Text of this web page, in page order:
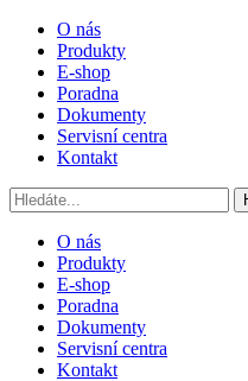
O nás
Produkty
E-shop
Poradna
Dokumenty
Servisní centra
Kontakt
O nás
Produkty
E-shop
Poradna
Dokumenty
Servisní centra
Kontakt